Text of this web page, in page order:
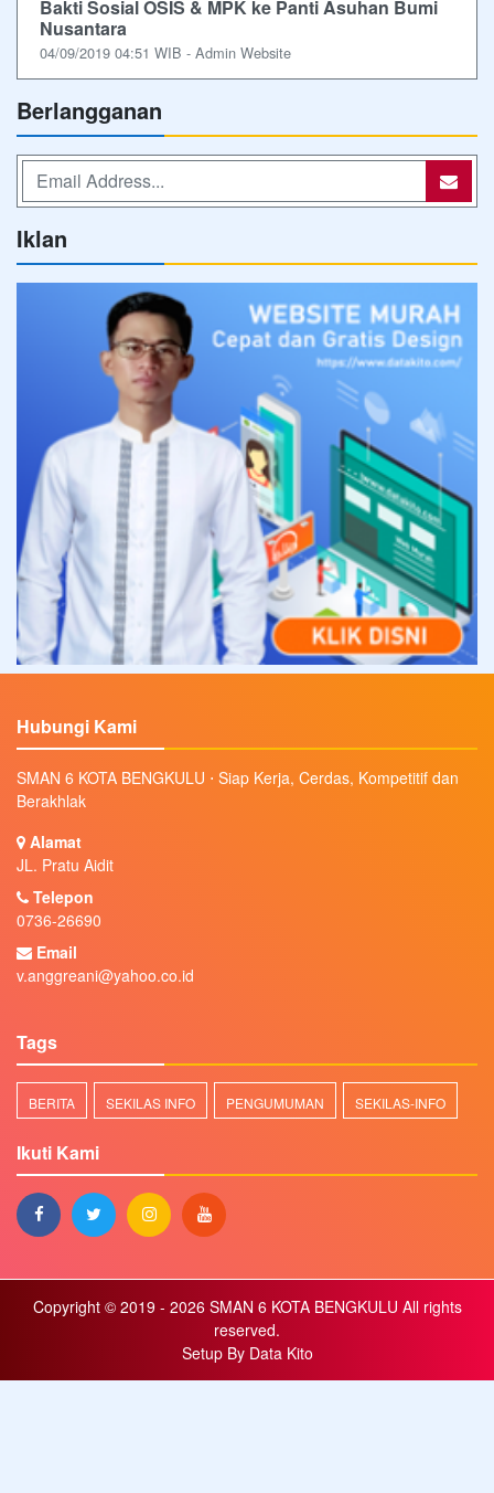
Bakti Sosial OSIS & MPK ke Panti Asuhan Bumi
Nusantara
04/09/2019 04:51 WIB - Admin Website
Berlangganan
Iklan
Hubungi Kami
SMAN 6 KOTA BENGKULU ⋅ Siap Kerja, Cerdas, Kompetitif dan
Berakhlak
Alamat
JL. Pratu Aidit
Telepon
0736-26690
Email
v.anggreani@yahoo.co.id
Tags
BERITA SEKILAS INFO PENGUMUMAN SEKILAS-INFO
Ikuti Kami
Copyright © 2019 - 2026 SMAN 6 KOTA BENGKULU All rights
reserved.
Setup By Data Kito